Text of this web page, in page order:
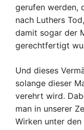
gerufen werden,
nach Luthers
damit sogar der
gerechtfertigt
Und dieses
solange dieser
verehrt wird.
man in unserer
Wirken unter